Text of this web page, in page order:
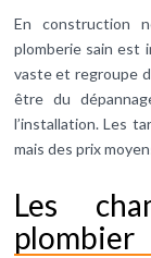
En construction
plomberie sain est
vaste et regroupe
être du
l’installation. Les
mais des prix
Les
plombier